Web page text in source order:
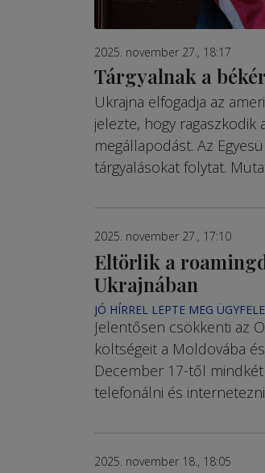
2025. november 27., 18:17
Tárgyalnak a
Ukrajna elfogadja az
jelezte, hogy
megállapodást. Az
tárgyalásokat folytat.
2025. november 27., 17:10
Eltörlik a
Ukrajnában
JÓ HÍRREL LEPTE MEG
Jelentősen csökkenti az
költségeit a Moldovába
December 17-től
telefonálni és
2025. november 18., 18:05